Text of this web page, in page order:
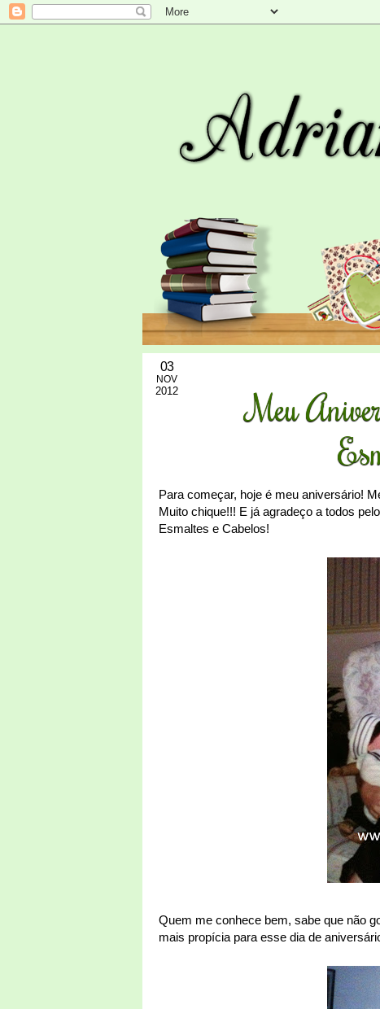
03
NOV
2012
Meu
Para começar, hoje é meu aniversário!
Muito chique!!! E já agradeço a todos
Esmaltes e Cabelos!
Quem me conhece bem, sabe que não
mais propícia para esse dia de